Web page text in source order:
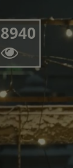
8940
